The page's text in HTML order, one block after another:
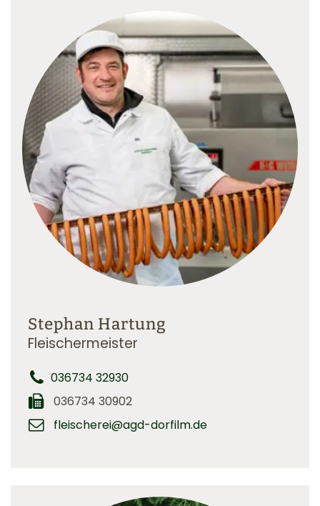
Stephan Hartung
Fleischermeister
036734 32930
036734 30902
fleischerei@agd-dorfilm.de